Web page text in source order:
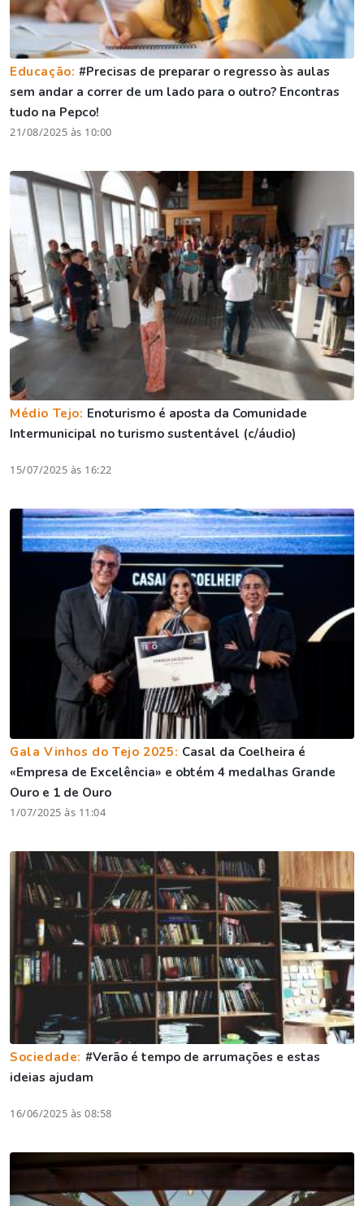
Educação:#Precisas de preparar o regresso às aulas
sem andar a correr de um lado para o outro? Encontras
tudo na Pepco!
21/08/2025 às 10:00
Médio Tejo: Enoturismo é aposta da Comunidade
Intermunicipal no turismo sustentável (c/áudio)
15/07/2025 às 16:22
Gala Vinhos do Tejo 2025: Casal da Coelheira é
«Empresa de Excelência» e obtém 4 medalhas Grande
Ouro e 1 de Ouro
1/07/2025 às 11:04
Sociedade: #Verão é tempo de arrumações e estas
ideias ajudam
16/06/2025 às 08:58